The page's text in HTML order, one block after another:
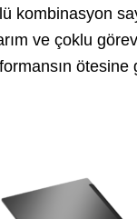
kombinasyon
ve çoklu görev
ötesine